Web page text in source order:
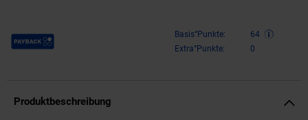
Payback Punkte Basis°Punkte:
64
Extra°Punkte:
0
Produktbeschreibung